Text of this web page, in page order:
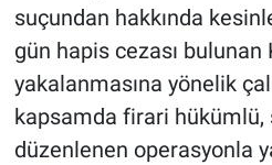
suçundan hakkında
gün hapis cezası bulunan
yakalanmasına yönelik
kapsamda firari hükümlü,
düzenlenen operasyonla